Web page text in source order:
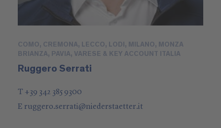
COMO, CREMONA, LECCO, LODI, MILANO, MONZA
BRIANZA, PAVIA, VARESE & KEY ACCOUNT ITALIA
Ruggero Serrati
T +39 342 385 9300
E ruggero.serrati@niederstaetter.it